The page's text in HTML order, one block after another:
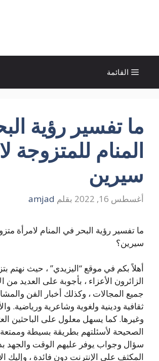
القائمة
ما تفسير رؤية
المنام للمتزوجة
سيرين
أغسطس 16, 2022 بقلم amjad
ما تفسير رؤية البحر في المنام لامرأة
سيرين؟
أهلاً بكم في موقع “اليزيدي” ، حيث نهتم
الزائرون الأعزاء ، بأجوبة على العديد من
جميع المجالات ، وكذلك أخبار الفن
ثقافية ودينية ولغوية وشاعرية ورياضية.
وغيرها. كما يسهل معلول على الباحثين
الصحيحة لأسئلتهم بطريقة بسيطة
سؤال وجواب يوفر عليهم الوقت والجهد
المكثف على الإنترنت دون فائدة ، وإليك